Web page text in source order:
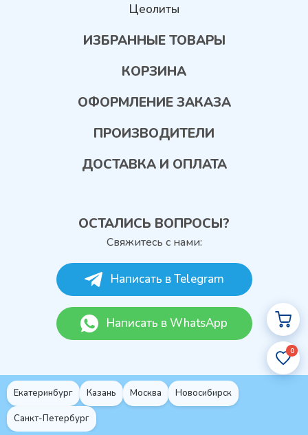
0
Цеолиты
ИЗБРАННЫЕ ТОВАРЫ
КОРЗИНА
ОФОРМЛЕНИЕ ЗАКАЗА
ПРОИЗВОДИТЕЛИ
ДОСТАВКА И ОПЛАТА
ОСТАЛИСЬ ВОПРОСЫ?
Свяжитесь с нами:
Написать в Telegram
Написать в WhatsApp
Екатеринбург Казань Москва Новосибирск
Санкт-Петербург